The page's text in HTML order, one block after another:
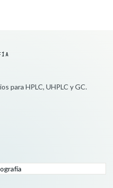
para HPLC, UHPLC y GC.